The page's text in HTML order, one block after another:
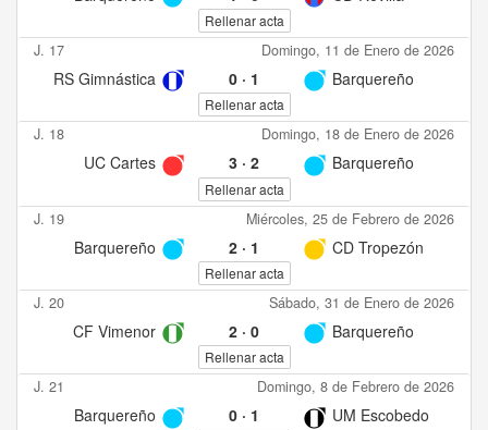
Rellenar acta
J. 17 Domingo, 11 de Enero de 2026
RS Gimnástica 0· 1 Barquereño
Rellenar acta
J. 18 Domingo, 18 de Enero de 2026
UC Cartes 3· 2 Barquereño
Rellenar acta
J. 19 Miércoles, 25 de Febrero de 2026
Barquereño 2· 1 CD Tropezón
Rellenar acta
J. 20 Sábado, 31 de Enero de 2026
CF Vimenor 2· 0 Barquereño
Rellenar acta
J. 21 Domingo, 8 de Febrero de 2026
Barquereño 0· 1 UM Escobedo